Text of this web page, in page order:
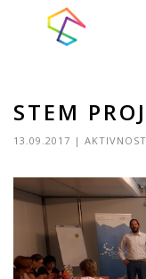
STEM
13.09.2017 |